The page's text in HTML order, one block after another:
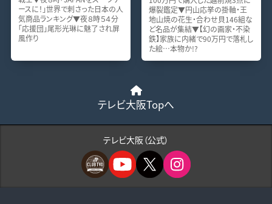
ースに！」世界で刺さった日本の人
気商品ランキング▼夜８時５４分
「応援団」尾形光琳に魅了され屏
風作り
爆裂鑑定▼円山応挙の掛軸・王
地山焼の花生・合わせ貝146組な
ど名品が集結▼【幻の画家・不染
鉄】家族に内緒で90万円で落札し
た絵…本物か!?
テレビ大阪Topへ
テレビ大阪（公式）